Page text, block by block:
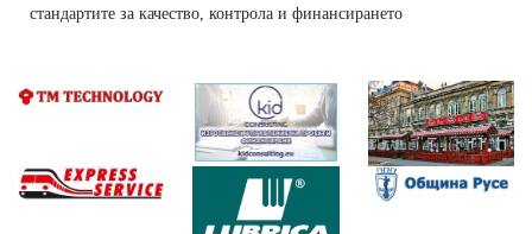
стандартите за качество, контрола и финансирането